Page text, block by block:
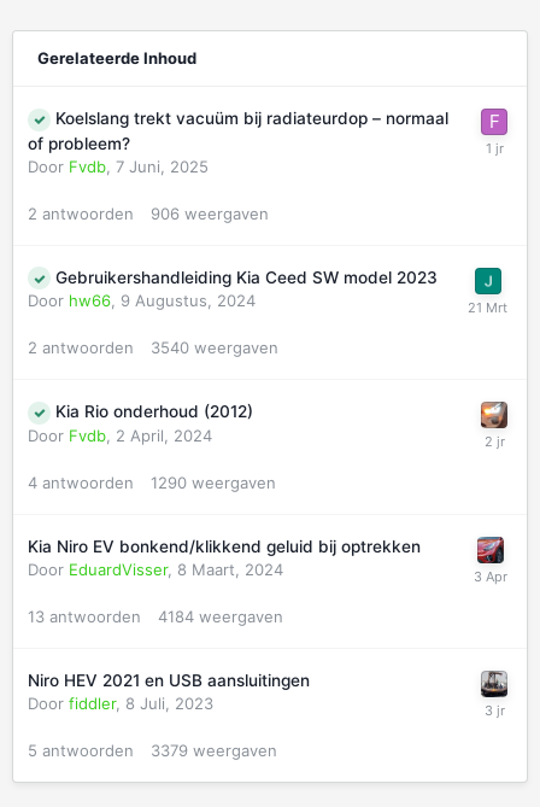
Gerelateerde Inhoud
Koelslang trekt vacuüm bij radiateurdop – normaal
of probleem?
Door Fvdb 7 Juni, 2025
2 antwoorden 906 weergaven
Gebruikershandleiding Kia Ceed SW model 2023
Door hw66, 9 Augustus, 2024
2 antwoorden 3540 weergaven
Kia Rio onderhoud (2012)
Door Fvdb 2 April, 2024
4 antwoorden 1290 weergaven
Kia Niro EV bonkend/klikkend geluid bij optrekken
Door EduardVisser, 8 Maart, 2024
13 antwoorden 4184 weergaven
Niro HEV 2021 en USB aansluitingen
Door fiddler, 8 Juli, 2023
5 antwoorden 3379 weergaven